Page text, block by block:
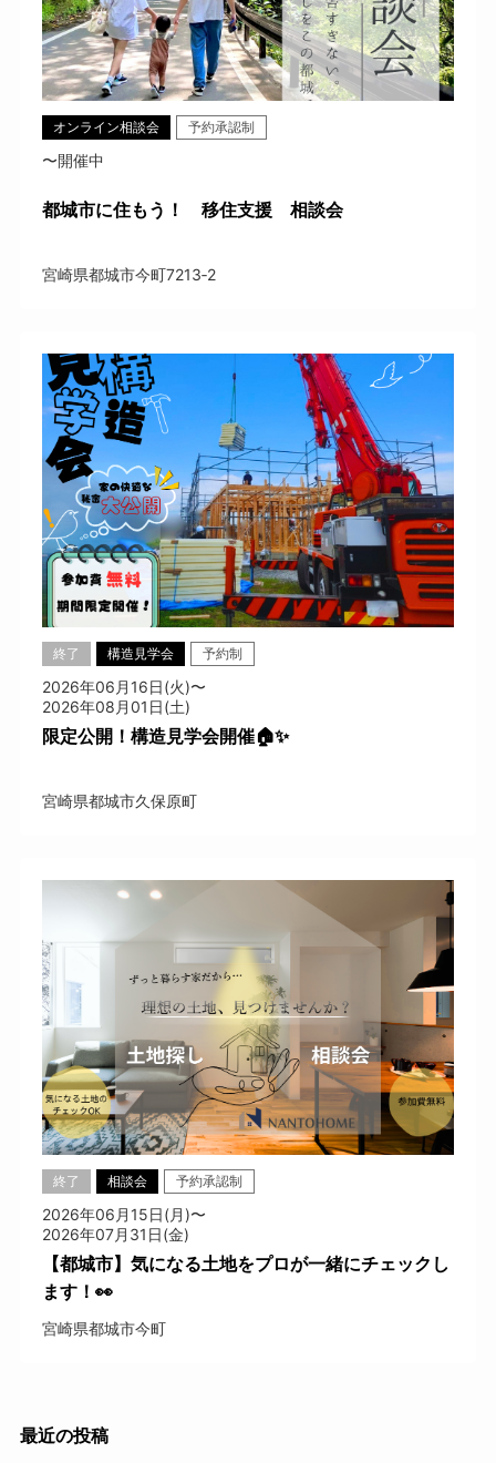
オンライン相談会 予約承認制
〜開催中
都城市に住もう！ 移住支援 相談会
宮崎県都城市今町7213‐2
終了 構造見学会 予約制
2026年06月16日(火)〜
2026年08月01日(土)
限定公開！構造見学会開催🏠✨
宮崎県都城市久保原町
終了 相談会 予約承認制
2026年06月15日(月)〜
2026年07月31日(金)
【都城市】気になる土地をプロが一緒にチェックし
ます！👀
宮崎県都城市今町
最近の投稿